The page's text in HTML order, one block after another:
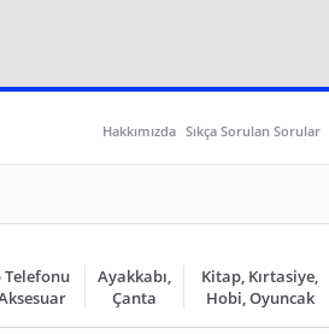
Hakkımızda Sıkça Sorulan Sorular
Telefonu
Ayakkabı,
Çanta
Kitap, Kırtasiye,
Hobi, Oyuncak